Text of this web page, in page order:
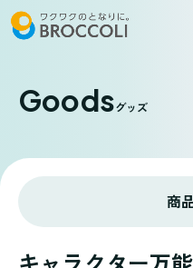
Goodsグッズ
商
キャラクター万